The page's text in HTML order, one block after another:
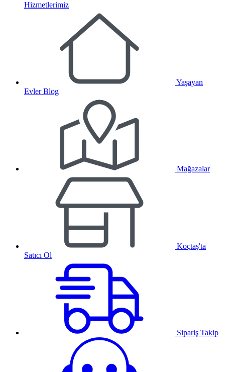
Hizmetlerimiz
Yaşayan
Evler Blog
Mağazalar
Koçtaş'ta
Satıcı Ol
Sipariş Takip